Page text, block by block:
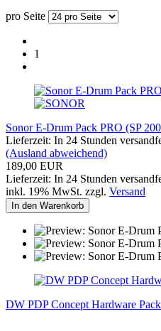
pro Seite
1
Sonor E-Drum Pack PRO (SP
Lieferzeit: In 24 Stunden
(Ausland abweichend)
189,00 EUR
Lieferzeit: In 24 Stunden
inkl. 19% MwSt. zzgl. Versand
In den Warenkorb
DW PDP Concept Hardware